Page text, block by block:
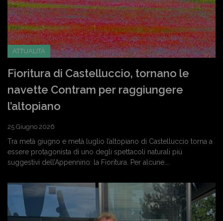
ATTUALITÀ
Fioritura di Castelluccio, tornano le
navette Contram per raggiungere
l’altopiano
25 Giugno 2026
Tra metà giugno e metà luglio l’altopiano di Castelluccio torna a
essere protagonista di uno degli spettacoli naturali più
suggestivi dell’Appennino: la Fioritura. Per alcune...